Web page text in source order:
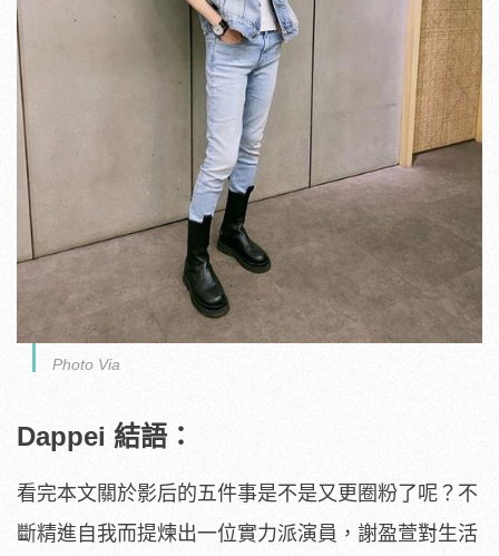
Photo Via
Dappei 結語：
看完本文關於影后的五件事是不是又更圈粉了呢？不
斷精進自我而提煉出一位實力派演員，謝盈萱對生活